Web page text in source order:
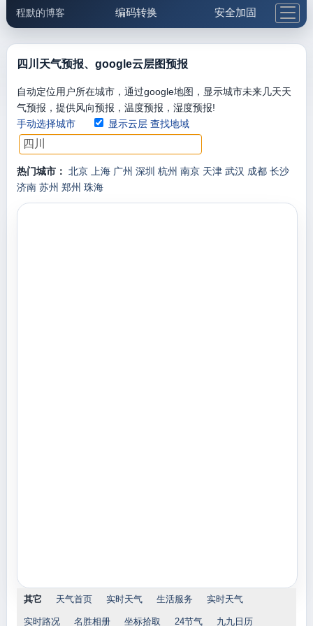
程默的博客 编码转换 安全加固
邮件工具 生活便民
5.1支付宝大红包
四川天气预报、google云层图预报
自动定位用户所在城市，通过google地图，显示城市未来几天天
气预报，提供风向预报，温度预报，湿度预报!
手动选择城市
显示云层 查找地域
热门城市： 北京 上海 广州 深圳 杭州 南京 天津 武汉 成都 长沙
济南 苏州 郑州 珠海
其它 天气首页 实时天气 生活服务 实时天气
实时路况 名胜相册 坐标拾取 24节气 九九日历